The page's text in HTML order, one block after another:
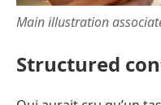
Main illustration
Structured